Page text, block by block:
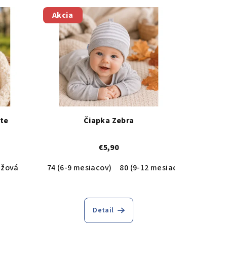
- červená potlač Ružová - čierna potlač
Akcia
Čiapka Zebra
€5,90
74 (6-9 mesiacov)
80 (9-12 mesiacov)
Detail